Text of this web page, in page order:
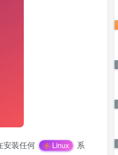
安装任何 Linux
系